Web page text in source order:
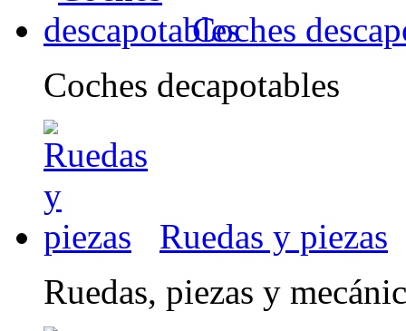
Coches
Coches decapotables
Ruedas y piezas
Ruedas, piezas y